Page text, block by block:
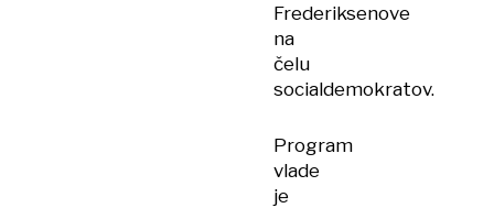
Frederiksenove
na
čelu
socialdemokratov.
Program
vlade
je